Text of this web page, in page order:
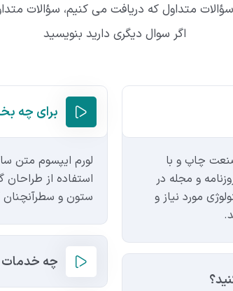
متداول که دریافت می کنیم، سؤالات
اگر سوال دیگری دارید بنویسید
چاپ و با
و مجله در
مورد نیاز و
برای چه
لورم ایپسوم متن
استفاده از طراحان
ستون و سطرآنچنان
چه خدمات